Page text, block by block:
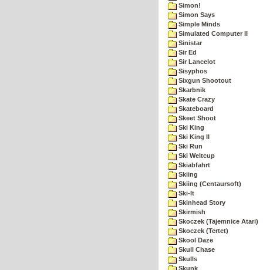
Simon!
Simon Says
Simple Minds
Simulated Computer II
Sinistar
Sir Ed
Sir Lancelot
Sisyphos
Sixgun Shootout
Skarbnik
Skate Crazy
Skateboard
Skeet Shoot
Ski King
Ski King II
Ski Run
Ski Weltcup
Skiabfahrt
Skiing
Skiing (Centaursoft)
Ski-It
Skinhead Story
Skirmish
Skoczek (Tajemnice Atari)
Skoczek (Tertet)
Skool Daze
Skull Chase
Skulls
Skunk